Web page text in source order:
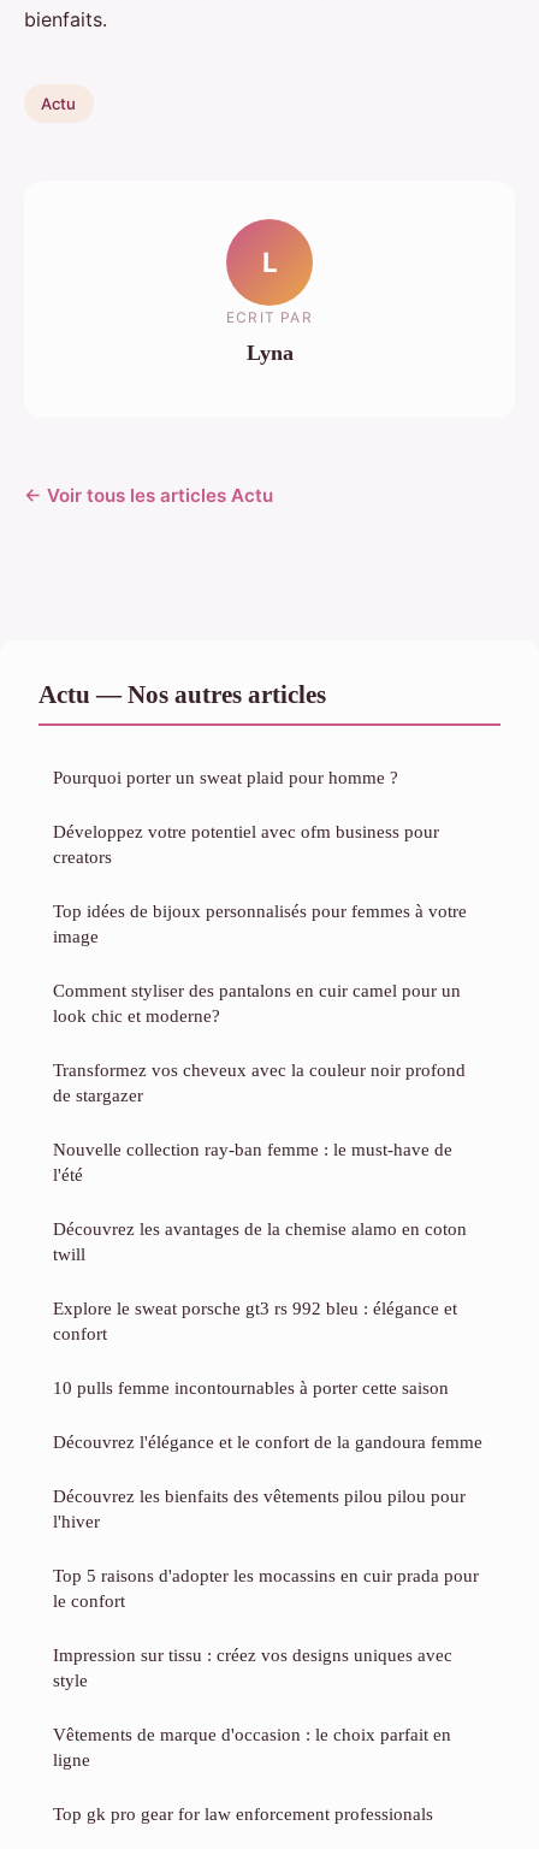
bienfaits.
Actu
L
ECRIT PAR
Lyna
← Voir tous les articles Actu
Actu — Nos autres articles
Pourquoi porter un sweat plaid pour homme ?
Développez votre potentiel avec ofm business pour
creators
Top idées de bijoux personnalisés pour femmes à votre
image
Comment styliser des pantalons en cuir camel pour un
look chic et moderne?
Transformez vos cheveux avec la couleur noir profond
de stargazer
Nouvelle collection ray-ban femme : le must-have de
l'été
Découvrez les avantages de la chemise alamo en coton
twill
Explore le sweat porsche gt3 rs 992 bleu : élégance et
confort
10 pulls femme incontournables à porter cette saison
Découvrez l'élégance et le confort de la gandoura femme
Découvrez les bienfaits des vêtements pilou pilou pour
l'hiver
Top 5 raisons d'adopter les mocassins en cuir prada pour
le confort
Impression sur tissu : créez vos designs uniques avec
style
Vêtements de marque d'occasion : le choix parfait en
ligne
Top gk pro gear for law enforcement professionals